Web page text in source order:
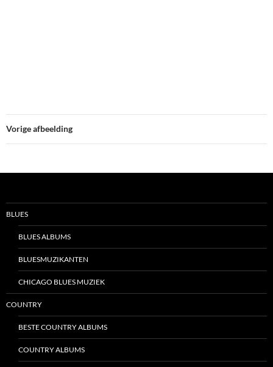
Vorige afbeelding
BLUES
BLUES ALBUMS
BLUESMUZIKANTEN
CHICAGO BLUES MUZIEK
COUNTRY
BESTE COUNTRY ALBUMS
COUNTRY ALBUMS